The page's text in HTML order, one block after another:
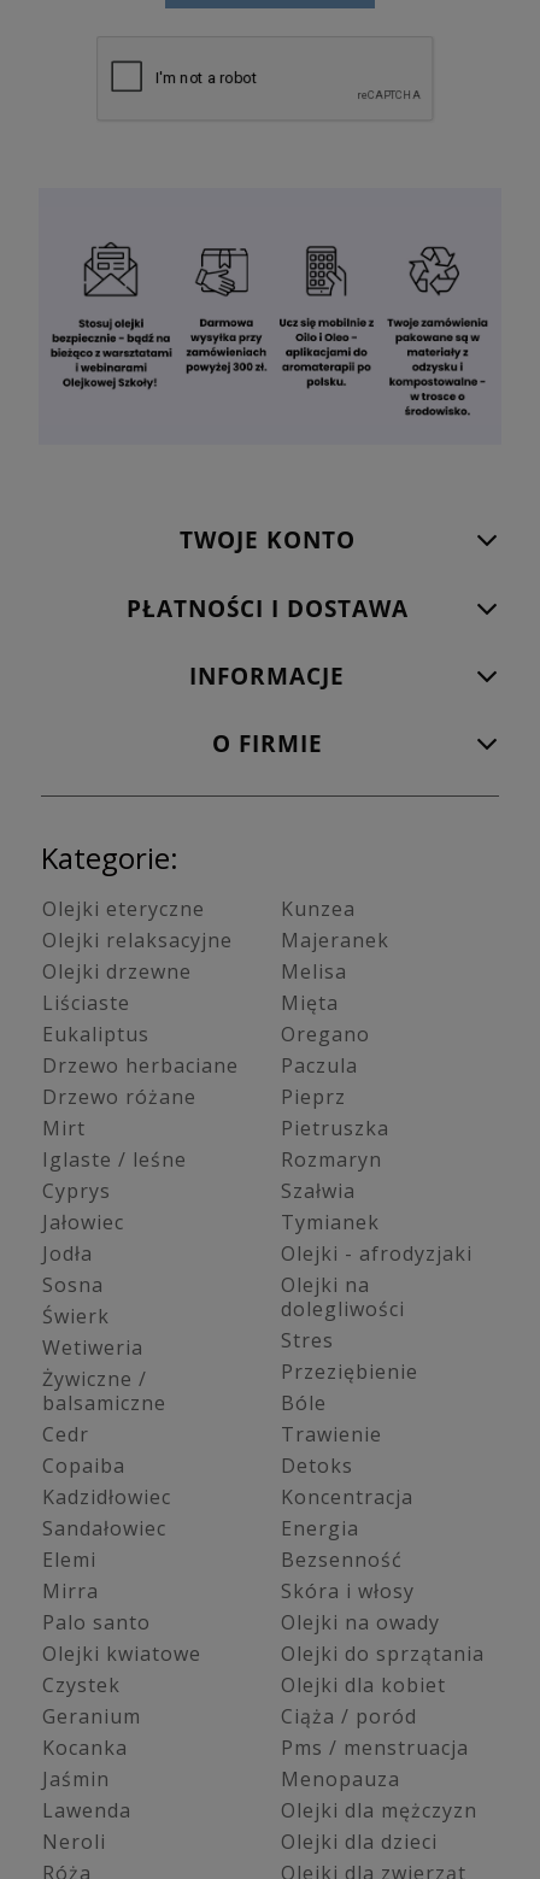
TWOJE KONTO
PŁATNOŚCI I DOSTAWA
INFORMACJE
O FIRMIE
Kategorie:
Olejki eteryczne
Olejki relaksacyjne
Olejki drzewne
Liściaste
Eukaliptus
Drzewo herbaciane
Drzewo różane
Mirt
Iglaste / leśne
Cyprys
Jałowiec
Jodła
Sosna
Świerk
Wetiweria
Żywiczne /
balsamiczne
Cedr
Copaiba
Kadzidłowiec
Sandałowiec
Elemi
Mirra
Palo santo
Olejki kwiatowe
Czystek
Geranium
Kocanka
Jaśmin
Lawenda
Neroli
Róża
Kunzea
Majeranek
Melisa
Mięta
Oregano
Paczula
Pieprz
Pietruszka
Rozmaryn
Szałwia
Tymianek
Olejki - afrodyzjaki
Olejki na
dolegliwości
Stres
Przeziębienie
Bóle
Trawienie
Detoks
Koncentracja
Energia
Bezsenność
Skóra i włosy
Olejki na owady
Olejki do sprzątania
Olejki dla kobiet
Ciąża / poród
Pms / menstruacja
Menopauza
Olejki dla mężczyzn
Olejki dla dzieci
Olejki dla zwierząt